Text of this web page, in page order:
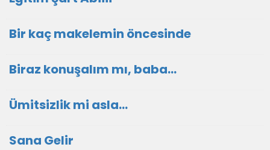
Bir kaç makelemin öncesinde
Biraz konuşalım mı, baba...
Ümitsizlik mi asla...
Sana Gelir